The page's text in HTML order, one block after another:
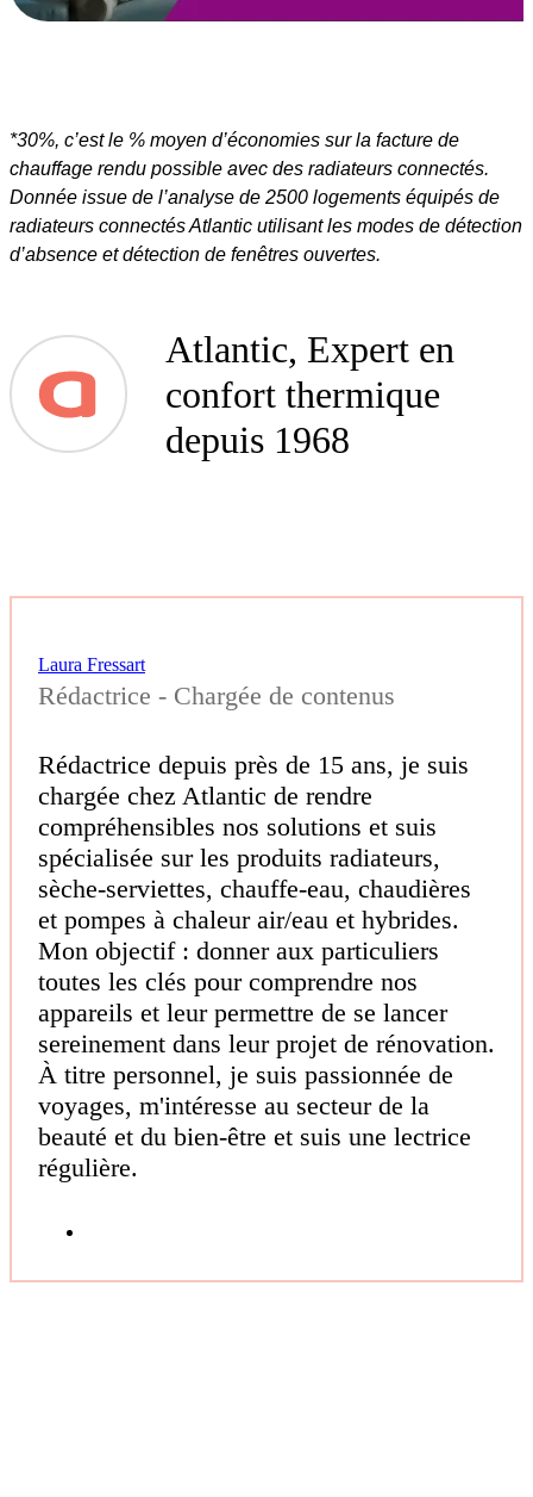
*30%, c’est le % moyen d’économies sur la facture de
chauffage rendu possible avec des radiateurs connectés.
Donnée issue de l’analyse de 2500 logements équipés de
radiateurs connectés Atlantic utilisant les modes de détection
d’absence et détection de fenêtres ouvertes.
Atlantic, Expert en
confort thermique
depuis 1968
Laura Fressart
Rédactrice - Chargée de contenus
Rédactrice depuis près de 15 ans, je suis
chargée chez Atlantic de rendre
compréhensibles nos solutions et suis
spécialisée sur les produits radiateurs,
sèche-serviettes, chauffe-eau, chaudières
et pompes à chaleur air/eau et hybrides.
Mon objectif : donner aux particuliers
toutes les clés pour comprendre nos
appareils et leur permettre de se lancer
sereinement dans leur projet de rénovation.
À titre personnel, je suis passionnée de
voyages, m'intéresse au secteur de la
beauté et du bien-être et suis une lectrice
régulière.